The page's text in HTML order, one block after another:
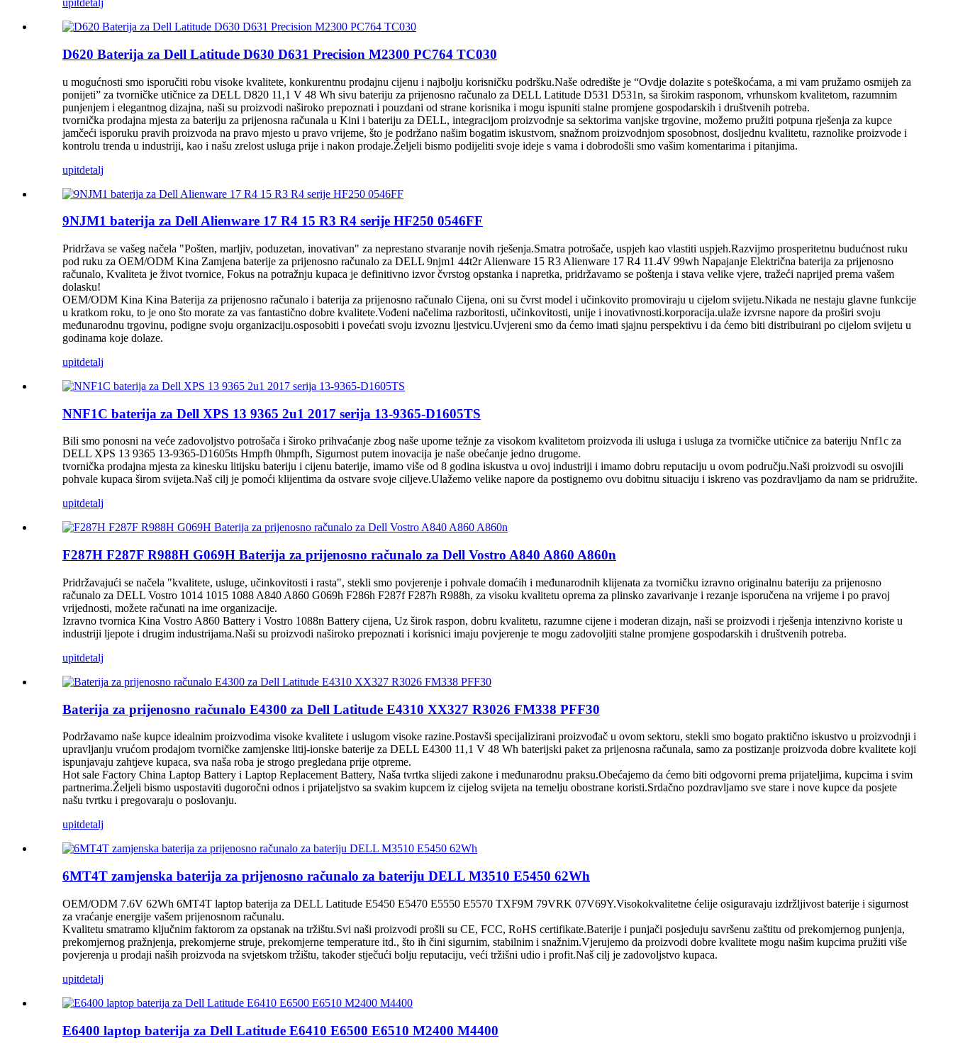
upitdetalj
D620 Baterija za Dell Latitude D630 D631 Precision M2300 PC764 TC030
u mogućnosti smo isporučiti robu visoke kvalitete, konkurentnu prodajnu cijenu i najbolju korisničku podršku.Naše odredište je “Ovdje dolazite s poteškoćama, a mi vam pružamo osmijeh za
ponijeti” za tvorničke utičnice za DELL D820 11,1 V 48 Wh sivu bateriju za prijenosno računalo za DELL Latitude D531 D531n, sa širokim rasponom, vrhunskom kvalitetom, razumnim
punjenjem i elegantnog dizajna, naši su proizvodi naširoko prepoznati i pouzdani od strane korisnika i mogu ispuniti stalne promjene gospodarskih i društvenih potreba.
tvornička prodajna mjesta za bateriju za prijenosna računala u Kini i bateriju za DELL, integracijom proizvodnje sa sektorima vanjske trgovine, možemo pružiti potpuna rješenja za kupce
jamčeći isporuku pravih proizvoda na pravo mjesto u pravo vrijeme, što je podržano našim bogatim iskustvom, snažnom proizvodnjom sposobnost, dosljednu kvalitetu, raznolike proizvode i
kontrolu trenda u industriji, kao i našu zrelost usluga prije i nakon prodaje.Željeli bismo podijeliti svoje ideje s vama i dobrodošli smo vašim komentarima i pitanjima.
upitdetalj
9NJM1 baterija za Dell Alienware 17 R4 15 R3 R4 serije HF250 0546FF
Pridržava se vašeg načela "Pošten, marljiv, poduzetan, inovativan" za neprestano stvaranje novih rješenja.Smatra potrošače, uspjeh kao vlastiti uspjeh.Razvijmo prosperitetnu budućnost ruku
pod ruku za OEM/ODM Kina Zamjena baterije za prijenosno računalo za DELL 9njm1 44t2r Alienware 15 R3 Alienware 17 R4 11.4V 99wh Napajanje Električna baterija za prijenosno
računalo, Kvaliteta je život tvornice, Fokus na potražnju kupaca je definitivno izvor čvrstog opstanka i napretka, pridržavamo se poštenja i stava velike vjere, tražeći naprijed prema vašem
dolasku!
OEM/ODM Kina Kina Baterija za prijenosno računalo i baterija za prijenosno računalo Cijena, oni su čvrst model i učinkovito promoviraju u cijelom svijetu.Nikada ne nestaju glavne funkcije
u kratkom roku, to je ono što morate za vas fantastično dobre kvalitete.Vođeni načelima razboritosti, učinkovitosti, unije i inovativnosti.korporacija.ulaže izvrsne napore da proširi svoju
međunarodnu trgovinu, podigne svoju organizaciju.osposobiti i povećati svoju izvoznu ljestvicu.Uvjereni smo da ćemo imati sjajnu perspektivu i da ćemo biti distribuirani po cijelom svijetu u
godinama koje dolaze.
upitdetalj
NNF1C baterija za Dell XPS 13 9365 2u1 2017 serija 13-9365-D1605TS
Bili smo ponosni na veće zadovoljstvo potrošača i široko prihvaćanje zbog naše uporne težnje za visokom kvalitetom proizvoda ili usluga i usluga za tvorničke utičnice za bateriju Nnf1c za
DELL XPS 13 9365 13-9365-D1605ts Hmpfh 0hmpfh, Sigurnost putem inovacija je naše obećanje jedno drugome.
tvornička prodajna mjesta za kinesku litijsku bateriju i cijenu baterije, imamo više od 8 godina iskustva u ovoj industriji i imamo dobru reputaciju u ovom području.Naši proizvodi su osvojili
pohvale kupaca širom svijeta.Naš cilj je pomoći klijentima da ostvare svoje ciljeve.Ulažemo velike napore da postignemo ovu dobitnu situaciju i iskreno vas pozdravljamo da nam se pridružite.
upitdetalj
F287H F287F R988H G069H Baterija za prijenosno računalo za Dell Vostro A840 A860 A860n
Pridržavajući se načela "kvalitete, usluge, učinkovitosti i rasta", stekli smo povjerenje i pohvale domaćih i međunarodnih klijenata za tvorničku izravno originalnu bateriju za prijenosno
računalo za DELL Vostro 1014 1015 1088 A840 A860 G069h F286h F287f F287h R988h, za visoku kvalitetu oprema za plinsko zavarivanje i rezanje isporučena na vrijeme i po pravoj
vrijednosti, možete računati na ime organizacije.
Izravno tvornica Kina Vostro A860 Battery i Vostro 1088n Battery cijena, Uz širok raspon, dobru kvalitetu, razumne cijene i moderan dizajn, naši se proizvodi i rješenja intenzivno koriste u
industriji ljepote i drugim industrijama.Naši su proizvodi naširoko prepoznati i korisnici imaju povjerenje te mogu zadovoljiti stalne promjene gospodarskih i društvenih potreba.
upitdetalj
Baterija za prijenosno računalo E4300 za Dell Latitude E4310 XX327 R3026 FM338 PFF30
Podržavamo naše kupce idealnim proizvodima visoke kvalitete i uslugom visoke razine.Postavši specijalizirani proizvođač u ovom sektoru, stekli smo bogato praktično iskustvo u proizvodnji i
upravljanju vrućom prodajom tvorničke zamjenske litij-ionske baterije za DELL E4300 11,1 V 48 Wh baterijski paket za prijenosna računala, samo za postizanje proizvoda dobre kvalitete koji
ispunjavaju zahtjeve kupaca, sva naša roba je strogo pregledana prije otpreme.
Hot sale Factory China Laptop Battery i Laptop Replacement Battery, Naša tvrtka slijedi zakone i međunarodnu praksu.Obećajemo da ćemo biti odgovorni prema prijateljima, kupcima i svim
partnerima.Željeli bismo uspostaviti dugoročni odnos i prijateljstvo sa svakim kupcem iz cijelog svijeta na temelju obostrane koristi.Srdačno pozdravljamo sve stare i nove kupce da posjete
našu tvrtku i pregovaraju o poslovanju.
upitdetalj
6MT4T zamjenska baterija za prijenosno računalo za bateriju DELL M3510 E5450 62Wh
OEM/ODM 7.6V 62Wh 6MT4T laptop baterija za DELL Latitude E5450 E5470 E5550 E5570 TXF9M 79VRK 07V69Y.Visokokvalitetne ćelije osiguravaju izdržljivost baterije i sigurnost
za vraćanje energije vašem prijenosnom računalu.
Kvalitetu smatramo ključnim faktorom za opstanak na tržištu.Svi naši proizvodi prošli su CE, FCC, RoHS certifikate.Baterije i punjači posjeduju savršenu zaštitu od prekomjernog punjenja,
prekomjernog pražnjenja, prekomjerne struje, prekomjerne temperature itd., što ih čini sigurnim, stabilnim i snažnim.Vjerujemo da proizvodi dobre kvalitete mogu našim kupcima pružiti više
povjerenja u prodaji naših proizvoda na svjetskom tržištu, također stječući bolju reputaciju, veći tržišni udio i profit.Naš cilj je zadovoljstvo kupaca.
upitdetalj
E6400 laptop baterija za Dell Latitude E6410 E6500 E6510 M2400 M4400